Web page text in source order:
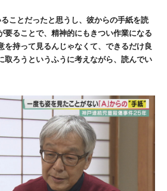
ることだったと思うし、彼からの手紙を読
要ることで、精神的にもきつい作業になる
を持って見るんじゃなくて、できるだけ良
取ろうというふうに考えながら、読んでい